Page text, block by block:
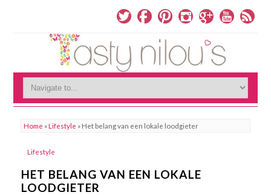
Home »Lifestyle » Het belang van een lokale loodgieter
Lifestyle
HET BELANG VAN EEN LOKALE
LOODGIETER